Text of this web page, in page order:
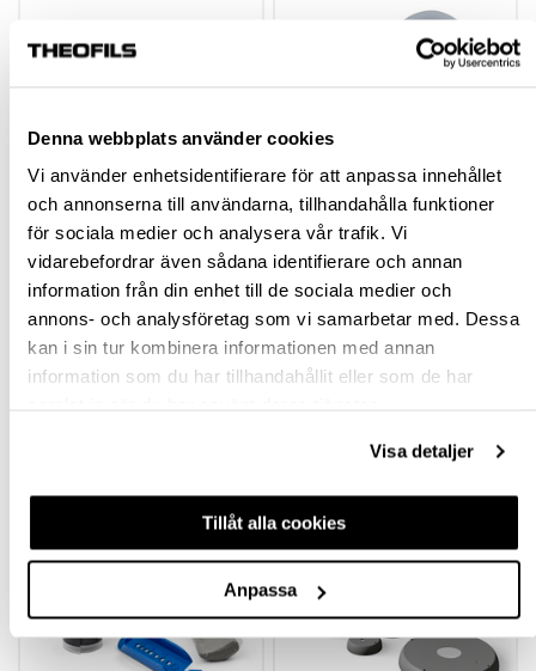
Denna webbplats använder cookies
Vi använder enhetsidentifierare för att anpassa innehållet
och annonserna till användarna, tillhandahålla funktioner
för sociala medier och analysera vår trafik. Vi
vidarebefordrar även sådana identifierare och annan
information från din enhet till de sociala medier och
annons- och analysföretag som vi samarbetar med. Dessa
kan i sin tur kombinera informationen med annan
information som du har tillhandahållit eller som de har
Visa detaljer
Tillåt alla cookies
Anpassa
SARGKLÄMMA
TOLLCO
590136
84,75 kr inkl. moms
SLANGGENOMFÖRIN
G DIAFLEX FÖR
DISKMASKINSLANGA
R
590132
255,00 kr inkl. moms